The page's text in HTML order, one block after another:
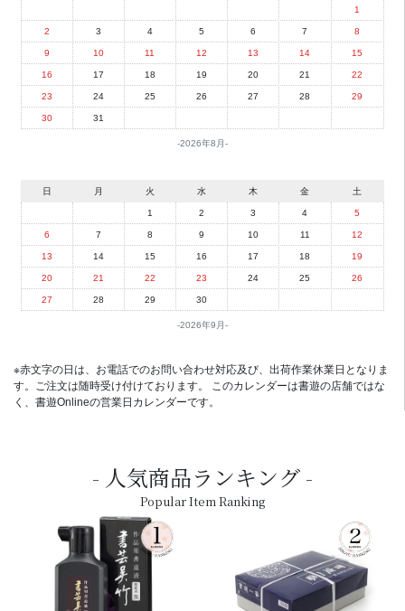
2026年8月
1
2 3 4 5 6 7 8
9 10 11 12 13 14 15
16 17 18 19 20 21 22
23 24 25 26 27 28 29
30 31
2026年9月
日 月 火 水 木 金 土
1 2 3 4 5
6 7 8 9 10 11 12
13 14 15 16 17 18 19
20 21 22 23 24 25 26
27 28 29 30
※赤文字の日は、お電話でのお問い合わせ対応及び、出荷作業休業日となりま
す。ご注文は随時受け付けております。 このカレンダーは書遊の店舗ではな
く、書遊Onlineの営業日カレンダーです。
人気商品ランキング
Popular Item Ranking